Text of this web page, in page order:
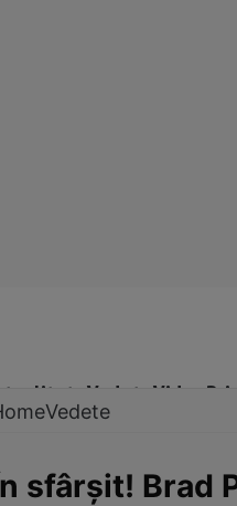
Vedete Video
Vedete
sfârșit! Brad